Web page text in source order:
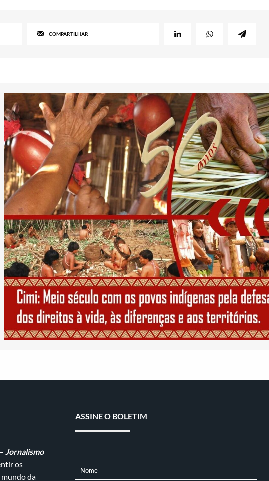
COMPARTILHAR
Jornalismo
os
mundo da
ASSINE O BOLETIM
NOME
Nome